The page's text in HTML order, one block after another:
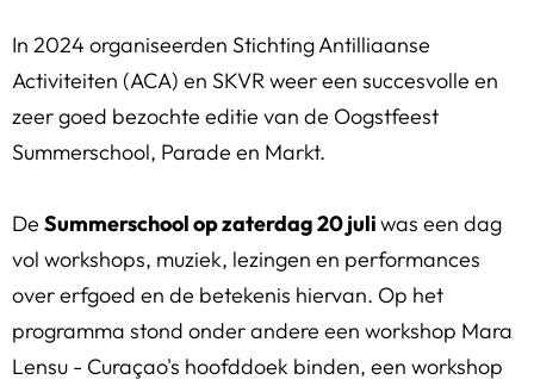
In 2024 organiseerden Stichting Antilliaanse
Activiteiten (ACA) en SKVR weer een succesvolle en
zeer goed bezochte editie van de Oogstfeest
Summerschool, Parade en Markt.
De Summerschool op zaterdag 20 juliwas een dag
vol workshops, muziek, lezingen en performances
over erfgoed en de betekenis hiervan. Op het
programma stond onder andere een workshop Mara
Lensu - Curaçao's hoofddoek binden, een workshop